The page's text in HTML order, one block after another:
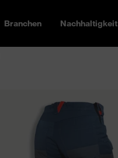
Branchen Nachhaltigkeit